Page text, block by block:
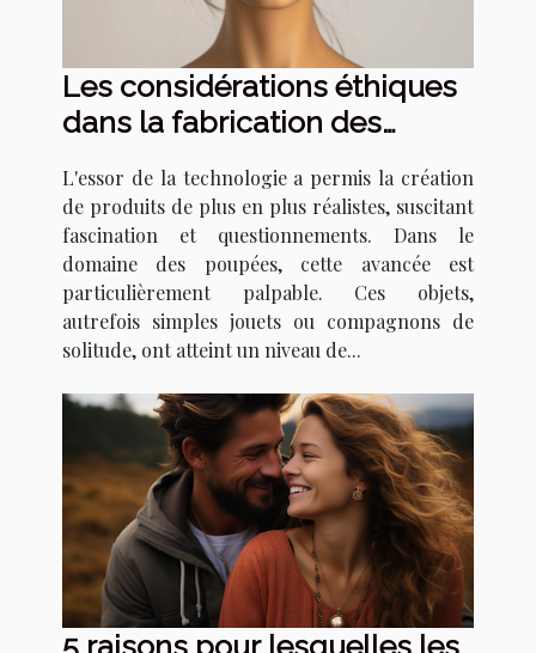
Les considérations éthiques
dans la fabrication des
L'essor de la technologie a permis la création
de produits de plus en plus réalistes, suscitant
fascination et questionnements. Dans le
domaine des poupées, cette avancée est
particulièrement palpable. Ces objets,
autrefois simples jouets ou compagnons de
solitude, ont atteint un niveau de...